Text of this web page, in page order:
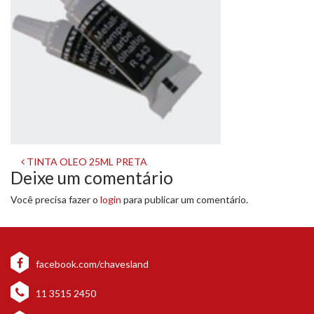
Navegação
de
post
TINTA OLEO 25ML PRETA
Deixe um comentário
Você precisa fazer o login para publicar um comentário.
facebook.com/chavesland
11 3515 2450